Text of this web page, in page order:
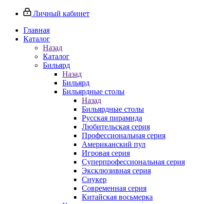
Личный кабинет
Главная
Каталог
Назад
Каталог
Бильярд
Назад
Бильярд
Бильярдные столы
Назад
Бильярдные столы
Русская пирамида
Любительская серия
Профессиональная серия
Американский пул
Игровая серия
Суперпрофессиональная серия
Эксклюзивная серия
Снукер
Современная серия
Китайская восьмерка